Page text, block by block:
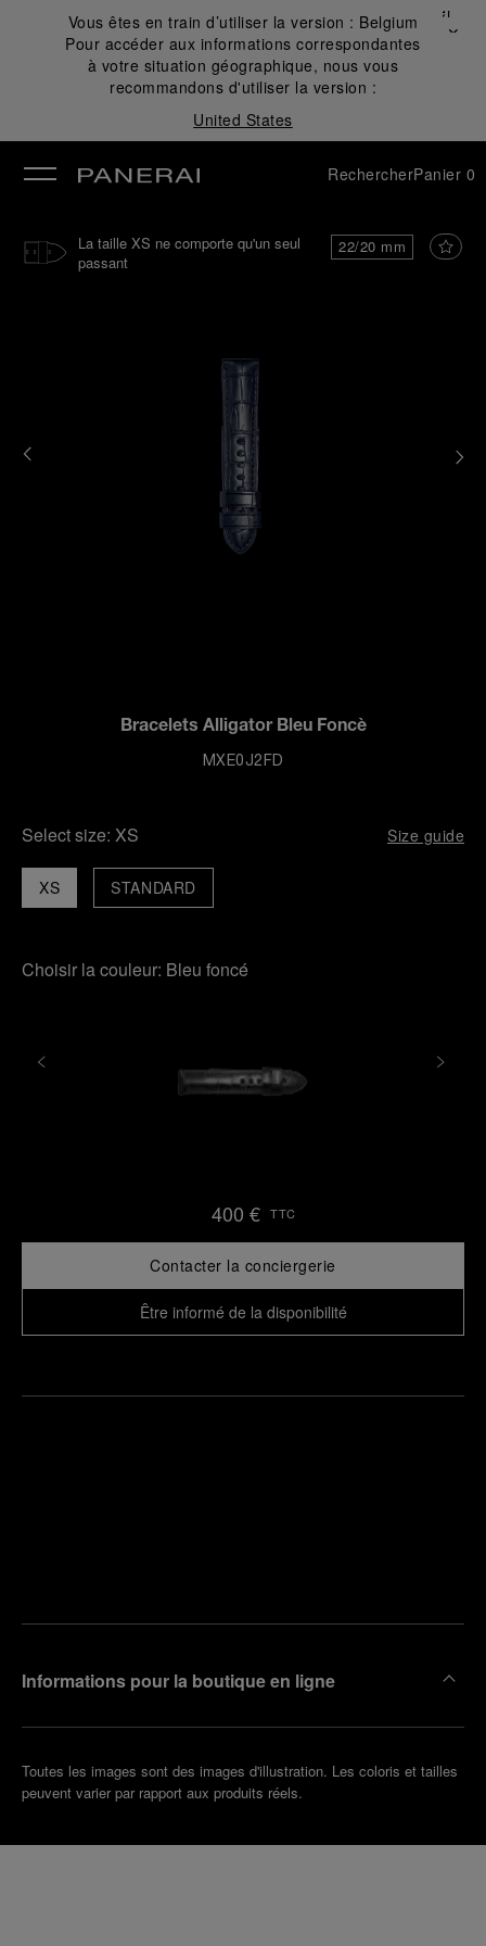
Vous êtes en train d’utiliser la version : Belgium
Pour accéder aux informations correspondantes
à votre situation géographique, nous vous
recommandons d'utiliser la version :
United States
Fermer
✕
RechercherPanier 0
22/20 mm
La taille XS ne comporte qu'un seul
passant
Bracelets Alligator Bleu Foncè
MXE0J2FD
Select size: XS Size guide
XS STANDARD
Choisir la couleur: Bleu foncé
400 € TTC
Contacter la conciergerie
Être informé de la disponibilité
Informations pour la boutique en ligne
Toutes les images sont des images d'illustration. Les coloris et tailles
peuvent varier par rapport aux produits réels.